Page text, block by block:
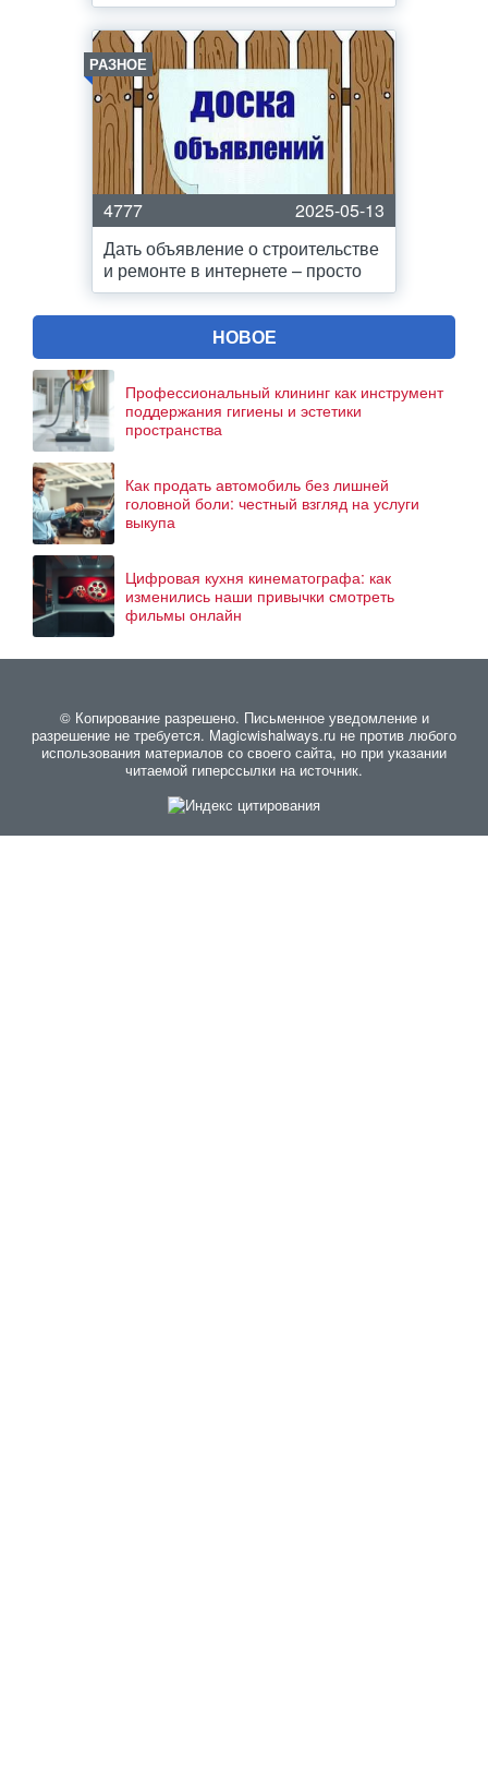
РАЗНОЕ
4777
2025-05-13
Дать объявление о строительстве
и ремонте в интернете – просто
НОВОЕ
Профессиональный клининг как инструмент
поддержания гигиены и эстетики
пространства
Как продать автомобиль без лишней
головной боли: честный взгляд на услуги
выкупа
Цифровая кухня кинематографа: как
изменились наши привычки смотреть
фильмы онлайн
© Копирование разрешено. Письменное уведомление и
разрешение не требуется. Magicwishalways.ru не против любого
использования материалов со своего сайта, но при указании
читаемой гиперссылки на источник.